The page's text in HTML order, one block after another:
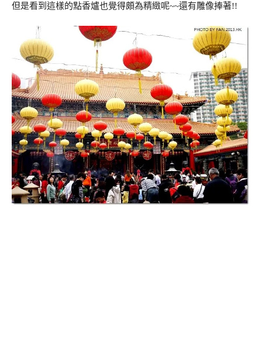
但是看到這樣的點香爐也覺得頗為精緻呢~~還有雕像捧著!!